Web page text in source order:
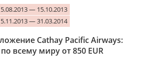
— 15.10.2013
— 31.03.2014
Cathay Pacific Airways:
всему миру от 850 EUR